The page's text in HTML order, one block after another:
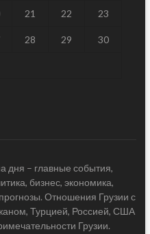
21 22 23
28 29 30
дня – главные события,
бизнес, экономика,
Отношения Грузии с
Турцией, Россией, США
Грузии.